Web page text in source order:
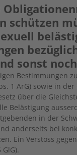
schützen
sonst
Bestimmungen
1 ArG) sowie in
über die
Belästigung
in der
anderseits bei
Ein Verstoss